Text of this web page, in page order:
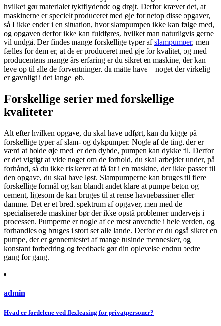
hvilket gør materialet tyktflydende og drøjt. Derfor kræver det, at
maskinerne er specielt produceret med øje for netop disse opgaver,
så I ikke ender i en situation, hvor slampumpen ikke kan følge med,
og opgaven derfor ikke kan fuldføres, hvilket man naturligvis gerne
vil undgå. Der findes mange forskellige typer afslampumper, men
fælles for dem er, at de er produceret med øje for kvalitet, og med
producentens mange års erfaring er du sikret en maskine, der kan
leve op til alle de forventninger, du måtte have – noget der virkelig
er gavnligt i det lange løb.
Forskellige serier med forskellige
kvaliteter
Alt efter hvilken opgave, du skal have udført, kan du kigge på
forskellige typer af slam- og dykpumper. Nogle af de ting, der er
værd at holde øje med, er den dybde, pumpen kan dykke til. Derfor
er det vigtigt at vide noget om de forhold, du skal arbejder under, på
forhånd, så du ikke risikerer at få fat i en maskine, der ikke passer til
den opgave, du skal have løst. Slampumperne kan bruges til flere
forskellige formål og kan blandt andet klare at pumpe beton og
cement, ligesom de kan bruges til at rense havnebassiner eller
damme. Det er et bredt spektrum af opgaver, men med de
specialiserede maskiner bør der ikke opstå problemer undervejs i
processen. Pumperne er nogle af de mest anvendte i hele verden, og
forhandles og bruges i stort set alle lande. Derfor er du også sikret en
pumpe, der er gennemtestet af mange tusinde mennesker, og
konstant forbedring og feedback gør din oplevelse endnu bedre
gang for gang.
admin
Indlægsnavigation
Hvad er fordelene ved flexleasing for privatpersoner?